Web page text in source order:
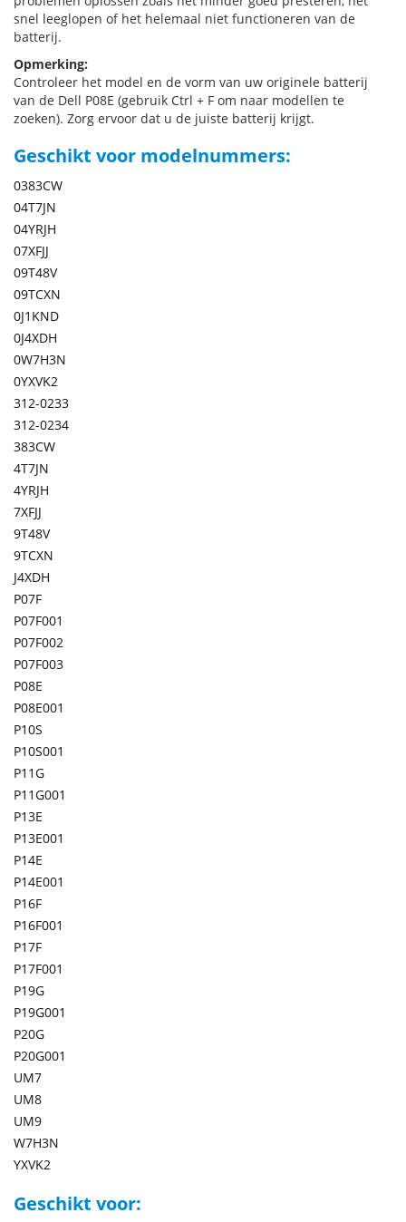
snel leeglopen of het helemaal niet functioneren van de
batterij.
Opmerking:
Controleer het model en de vorm van uw originele batterij
van de Dell P08E (gebruik Ctrl + F om naar modellen te
zoeken). Zorg ervoor dat u de juiste batterij krijgt.
Geschikt voor modelnummers:
0383CW
04T7JN
04YRJH
07XFJJ
09T48V
09TCXN
0J1KND
0J4XDH
0W7H3N
0YXVK2
312-0233
312-0234
383CW
4T7JN
4YRJH
7XFJJ
9T48V
9TCXN
J4XDH
P07F
P07F001
P07F002
P07F003
P08E
P08E001
P10S
P10S001
P11G
P11G001
P13E
P13E001
P14E
P14E001
P16F
P16F001
P17F
P17F001
P19G
P19G001
P20G
P20G001
UM7
UM8
UM9
W7H3N
YXVK2
Geschikt voor: